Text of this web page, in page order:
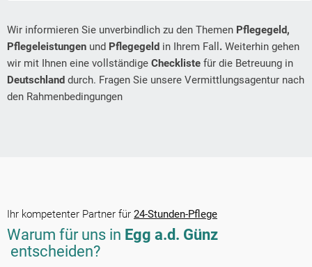
Wir informieren Sie unverbindlich zu den Themen Pflegegeld,
Pflegeleistungen und Pflegegeld in Ihrem Fall . Weiterhin gehen
wir mit Ihnen eine vollständige Checkliste für die Betreuung in
Deutschland durch. Fragen Sie unsere Vermittlungsagentur nach
den Rahmenbedingungen
Ihr kompetenter Partner für 24-Stunden-Pflege
Warum für uns in Egg a.d. Günz
entscheiden?